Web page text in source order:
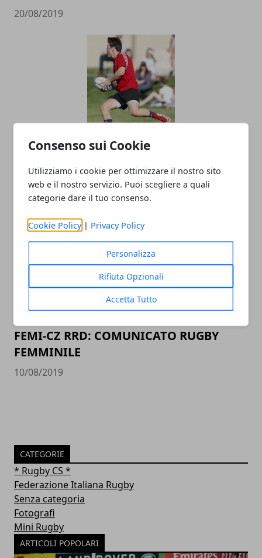
Consenso sui Cookie
Utilizziamo i cookie per ottimizzare il nostro sito
web e il nostro servizio. Puoi scegliere a quali
categorie dare il tuo consenso.
Cookie Policy | Privacy Policy
Personalizza
Rifiuta Opzionali
Accetta Tutto
20/08/2019
FEMI-CZ RRD: JACQUES MOMBERG
TECNICO DELLA FTGI RUGBY POLESINE
UNDER 18
FEMI-CZ RRD: COMUNICATO RUGBY
FEMMINILE
10/08/2019
CATEGORIE
* Rugby CS *
Federazione Italiana Rugby
Senza categoria
Fotografi
Mini Rugby
ARTICOLI POPOLARI